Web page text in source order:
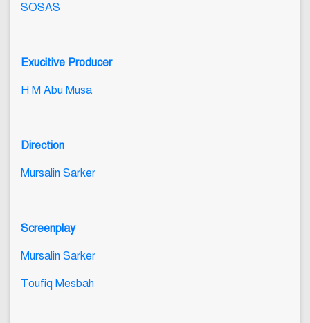
SOSAS
Exucitive Producer
H M Abu Musa
Direction
Mursalin Sarker
Screenplay
Mursalin Sarker
Toufiq Mesbah